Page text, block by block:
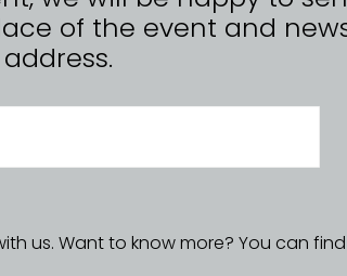
of the event and
us. Want to know more? You can